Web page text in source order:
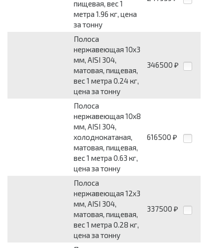
пищевая, вес 1
метра 1.96 кг, цена
за тонну
Полоса
нержавеющая 10x3
мм, AISI 304,
матовая, пищевая,
вес 1 метра 0.24 кг,
цена за тонну
346500 ₽
Полоса
нержавеющая 10x8
мм, AISI 304,
холоднокатаная,
матовая, пищевая,
вес 1 метра 0.63 кг,
цена за тонну
616500 ₽
Полоса
нержавеющая 12x3
мм, AISI 304,
матовая, пищевая,
вес 1 метра 0.28 кг,
цена за тонну
337500 ₽